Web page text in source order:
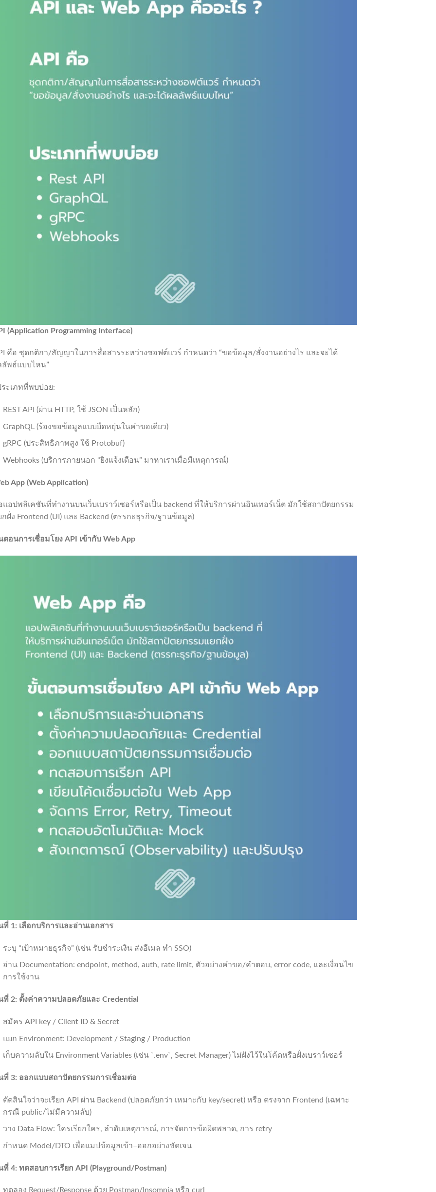
(Application Programming Interface)
คือ ชุดกติกา/สัญญาในการสื่อสารระหว่างซอฟต์แวร์ กำหนดว่า “ขอข้อมูล/สั่งงานอย่างไร และจะได้
ลัพธ์แบบไหน”
ะเภทที่พบบ่อย:
REST API (ผ่าน HTTP, ใช้ JSON เป็นหลัก)
GraphQL (ร้องขอข้อมูลแบบยืดหยุ่นในคำขอเดียว)
gRPC (ประสิทธิภาพสูง ใช้ Protobuf)
Webhooks (บริการภายนอก “ยิงแจ้งเตือน” มาหาเราเมื่อมีเหตุการณ์)
App (Web Application)
แอปพลิเคชันที่ทำงานบนเว็บเบราว์เซอร์หรือเป็น backend ที่ให้บริการผ่านอินเทอร์เน็ต มักใช้สถาปัตยกรรม
กฝั่ง Frontend (UI) และ Backend (ตรรกะธุรกิจ/ฐานข้อมูล)
ตอนการเชื่อมโยง API เข้ากับ Web App
ที่ 1: เลือกบริการและอ่านเอกสาร
ระบุ “เป้าหมายธุรกิจ” (เช่น รับชำระเงิน ส่งอีเมล ทำ SSO)
อ่าน Documentation: endpoint, method, auth, rate limit, ตัวอย่างคำขอ/คำตอบ, error code, และเงื่อนไข
การใช้งาน
ที่ 2: ตั้งค่าความปลอดภัยและ Credential
สมัคร API key / Client ID & Secret
แยก Environment: Development / Staging / Production
เก็บความลับใน Environment Variables (เช่น `.env`, Secret Manager) ไม่ฝังไว้ในโค้ดหรือฝั่งเบราว์เซอร์
ที่ 3: ออกแบบสถาปัตยกรรมการเชื่อมต่อ
ตัดสินใจว่าจะเรียก API ผ่าน Backend (ปลอดภัยกว่า เหมาะกับ key/secret) หรือ ตรงจาก Frontend (เฉพาะ
กรณี public/ไม่มีความลับ)
วาง Data Flow: ใครเรียกใคร, ลำดับเหตุการณ์, การจัดการข้อผิดพลาด, การ retry
กำหนด Model/DTO เพื่อแมปข้อมูลเข้า–ออกอย่างชัดเจน
ที่ 4: ทดสอบการเรียก API (Playground/Postman)
ทดลอง Request/Response ด้วย Postman/Insomnia หรือ curl